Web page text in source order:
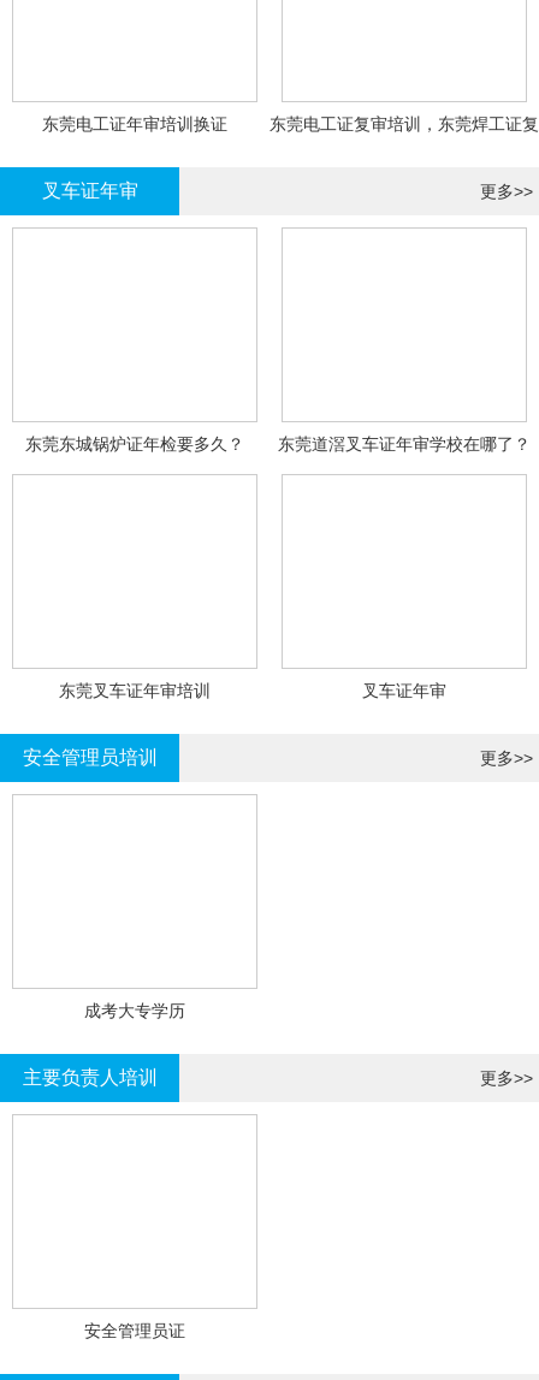
东莞电工证年审培训换证
东莞电工证复审培训，东莞焊工证复
叉车证年审 更多>>
东莞东城锅炉证年检要多久？ 东莞道滘叉车证年审学校在哪了？
东莞叉车证年审培训 叉车证年审
安全管理员培训 更多>>
成考大专学历
主要负责人培训 更多>>
安全管理员证